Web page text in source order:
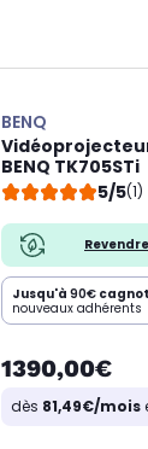
BENQ
BENQ TK705STi
5/5(1)
Jusqu'à 90€
nouveaux adhérents
1390,00€
dès 81,49€/mois